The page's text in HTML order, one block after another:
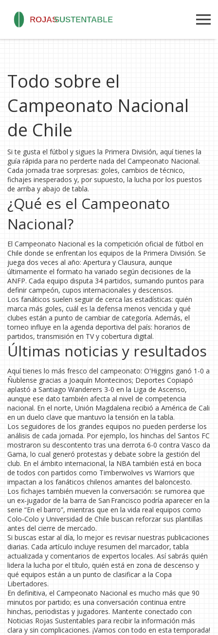
Todo sobre el
Campeonato Nacional
de Chile
Si te gusta el fútbol y sigues la Primera División, aquí tienes la
guía rápida para no perderte nada del Campeonato Nacional.
Cada jornada trae sorpresas: goles, cambios de técnico,
fichajes inesperados y, por supuesto, la lucha por los puestos
de arriba y abajo de tabla.
¿Qué es el Campeonato
Nacional?
El Campeonato Nacional es la competición oficial de fútbol en
Chile donde se enfrentan los equipos de la Primera División. Se
juega dos veces al año: Apertura y Clausura, aunque
últimamente el formato ha variado según decisiones de la
ANFP. Cada equipo disputa 34 partidos, sumando puntos para
definir campeón, cupos internacionales y descensos.
Los fanáticos suelen seguir de cerca las estadísticas: quién
marca más goles, cuál es la defensa menos vencida y qué
clubes están a punto de cambiar de categoría. Además, el
torneo influye en la agenda deportiva del país: horarios de
partidos, transmisión en TV y cobertura digital.
Últimas noticias y resultados
Aquí tienes lo más fresco del campeonato: O'Higgins ganó 1-0 a
Ñublense gracias a Joaquín Montecinos; Deportes Copiapó
aplastó a Santiago Wanderers 3-0 en la Liga de Ascenso,
aunque ese dato también afecta al nivel de competencia
nacional. En el norte, Unión Magdalena recibió a América de Cali
en un duelo clave que mantuvo la tensión en la tabla.
Los seguidores de los grandes equipos no pueden perderse los
análisis de cada jornada. Por ejemplo, los hinchas del Santos FC
mostraron su descontento tras una derrota 6-0 contra Vasco da
Gama, lo cual generó protestas y debate sobre la gestión del
club. En el ámbito internacional, la NBA también está en boca
de todos con partidos como Timberwolves vs Warriors que
impactan a los fanáticos chilenos amantes del baloncesto.
Los fichajes también mueven la conversación: se rumorea que
un ex‑jugador de la barra de San Francisco podría aparecer en la
serie “En el barro”, mientras que en la vida real equipos como
Colo‑Colo y Universidad de Chile buscan reforzar sus plantillas
antes del cierre de mercado.
Si buscas estar al día, lo mejor es revisar nuestras publicaciones
diarias. Cada artículo incluye resumen del marcador, tabla
actualizada y comentarios de expertos locales. Así sabrás quién
lidera la lucha por el título, quién está en zona de descenso y
qué equipos están a un punto de clasificar a la Copa
Libertadores.
En definitiva, el Campeonato Nacional es mucho más que 90
minutos por partido; es una conversación continua entre
hinchas, periodistas y jugadores. Mantente conectado con
Noticias Rojas Sustentables para recibir la información más
clara y sin complicaciones. ¡Vamos con todo en esta temporada!